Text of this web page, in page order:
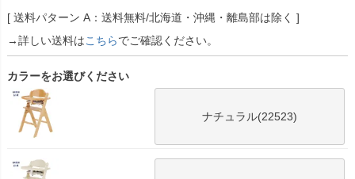
送料パターン A：送料無料/北海道・沖縄・離島部は除く
→詳しい送料はこちらでご確認ください。
カラーをお選びください
ナチュラル(22523)